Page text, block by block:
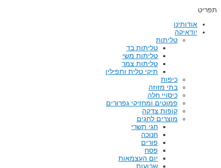
תפריט
אודותינו
יודאיקה
טליתות
טליתות בד
טליתות משי
טליתות צמר
תיקי טלית ותפילין
כיפות
בתי מזוזה
כיסויי חלה
פמוטים ומחזיקי גפרורים
קופות צדקה
מוצרים לחגים
חגי תשרי
חנוכה
פורים
פסח
יום העצמאות
שבועות